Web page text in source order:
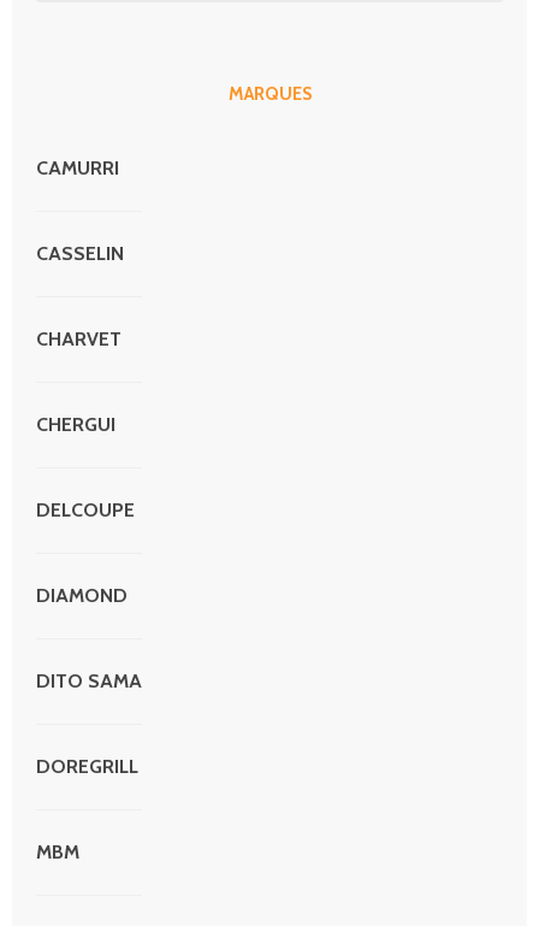
MARQUES
CAMURRI
CASSELIN
CHARVET
CHERGUI
DELCOUPE
DIAMOND
DITO SAMA
DOREGRILL
MBM